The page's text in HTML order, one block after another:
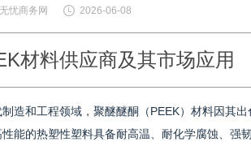
无忧商务网 2026-06-08
材料供应商及其市场应用
造和工程领域，聚醚醚酮（PEEK）材料因其
能的热塑性塑料具备耐高温、耐化学腐蚀、强